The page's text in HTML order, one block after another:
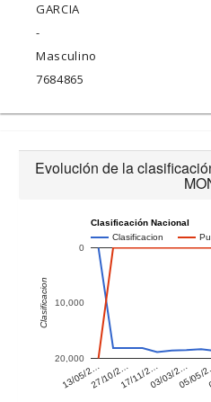
GARCIA
-
Masculino
7684865
Evolución de la
Clasificación Nacional
Clasificacion
13/05/2…27/10/2…17/11/2…03/03/2…
05/
0
10,000
20,000
Clasificacion